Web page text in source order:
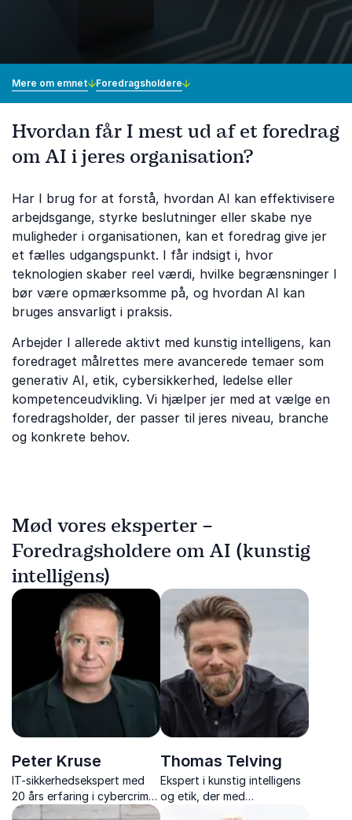
Mere om emnet Foredragsholdere
Hvordan får I mest ud af et foredrag
om AI i jeres organisation?
Har I brug for at forstå, hvordan AI kan effektivisere
arbejdsgange, styrke beslutninger eller skabe nye
muligheder i organisationen, kan et foredrag give jer
et fælles udgangspunkt. I får indsigt i, hvor
teknologien skaber reel værdi, hvilke begrænsninger I
bør være opmærksomme på, og hvordan AI kan
bruges ansvarligt i praksis.
Arbejder I allerede aktivt med kunstig intelligens, kan
foredraget målrettes mere avancerede temaer som
generativ AI, etik, cybersikkerhed, ledelse eller
kompetenceudvikling. Vi hjælper jer med at vælge en
foredragsholder, der passer til jeres niveau, branche
og konkrete behov.
Mød vores eksperter –
Foredragsholdere om AI (kunstig
intelligens)
Peter Kruse
IT-sikkerhedsekspert med
20 års erfaring i cybercrime
og malware-analyse giver
Thomas Telving
Ekspert i kunstig intelligens
og etik, der med